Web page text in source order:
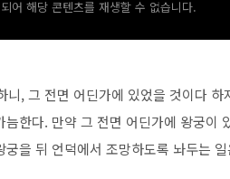
어 해당 콘텐츠를 재생할 수 없습니다.
, 그 전면 어딘가에 있었을 것이다 하
한다. 만약 그 전면 어딘가에 왕궁이
을 뒤 언덕에서 조망하도록 놔두는